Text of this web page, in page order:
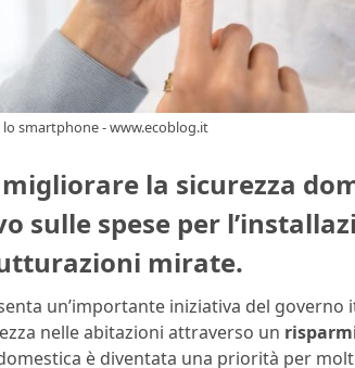
smartphone - www.ecoblog.it
la sicurezza
sulle spese per
mirate.
un’importante iniziativa del
nelle abitazioni attraverso un
è diventata una priorità per